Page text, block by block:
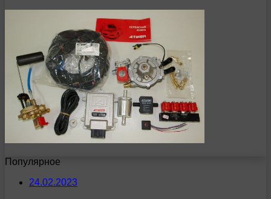
Популярное
24.02.2023